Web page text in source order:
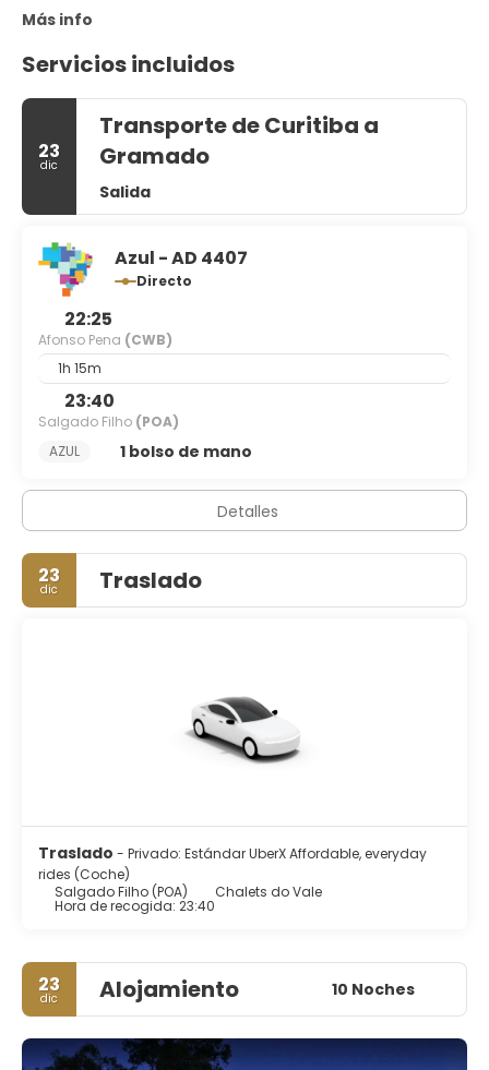
Más info
Servicios incluidos
23
dic
Transporte de Curitiba a
Gramado
Salida
Azul - AD 4407
Directo
22:25
Afonso Pena (CWB)
1h 15m
23:40
Salgado Filho (POA)
AZUL
1 bolso de mano
Detalles
23
dic Traslado
Traslado - Privado: Estándar UberX Affordable, everyday
rides (Coche)
Salgado Filho (POA)
Chalets do Vale
Hora de recogida: 23:40
23
dic Alojamiento 10 Noches